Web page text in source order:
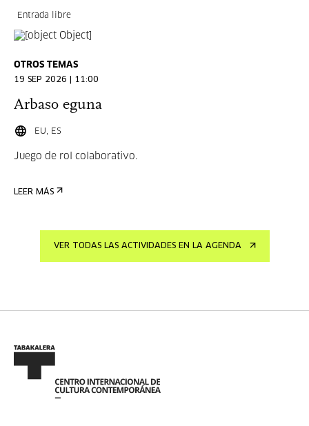
Entrada libre
OTROS TEMAS
19 SEP 2026 | 11:00
Arbaso eguna
EU, ES
Juego de rol colaborativo.
LEER MÁS
VER TODAS LAS ACTIVIDADES EN LA AGENDA